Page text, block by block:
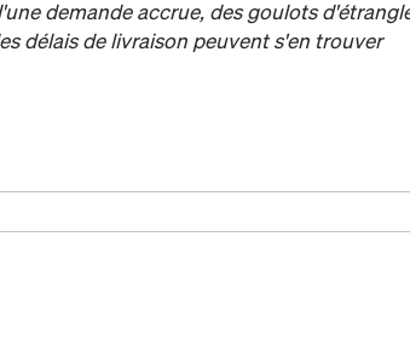
demande accrue, des goulots
délais de livraison peuvent s'en trouver